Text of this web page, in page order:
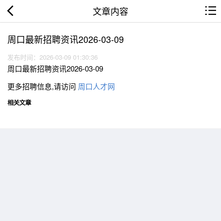
文章内容
周口最新招聘资讯2026-03-09
发布时间：2026-03-09 01:30:36
周口最新招聘资讯2026-03-09
更多招聘信息,请访问 周口人才网
相关文章